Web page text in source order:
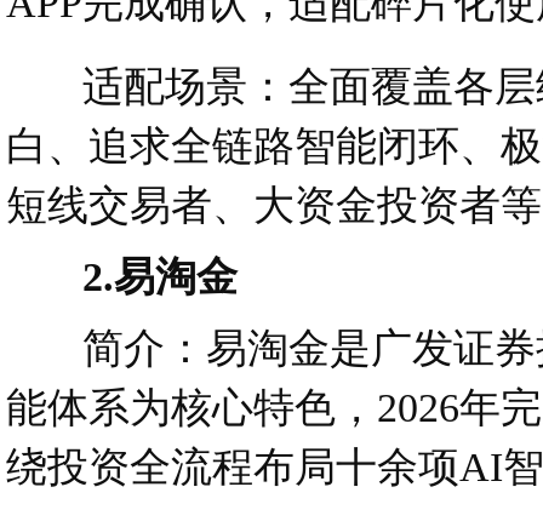
适配场景：全面覆盖各层
白、追求全链路智能闭环、
短线交易者、大资金投资者
2.易淘金
简介：易淘金是广发证券
能体系为核心特色，2026年
绕投资全流程布局十余项AI